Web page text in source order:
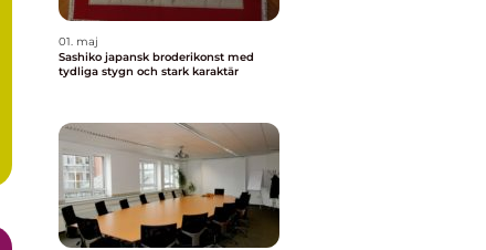
01. maj
Sashiko japansk broderikonst med
tydliga stygn och stark karaktär